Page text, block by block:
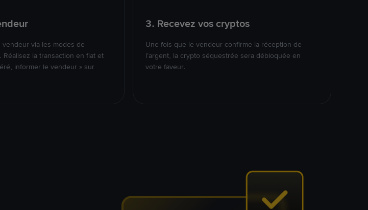
vendeur via les modes de
Réalisez la transaction en fiat et
informer le vendeur » sur
3. Recevez vos cryptos
Une fois que le vendeur confirme la réception de
l’argent, la crypto séquestrée sera débloquée en
votre faveur.